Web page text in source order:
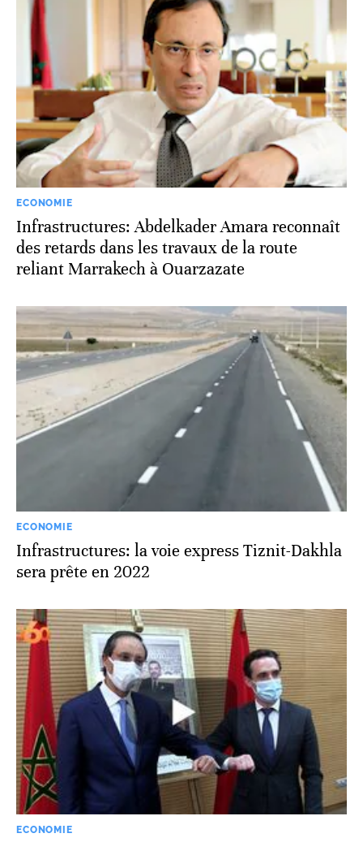
ECONOMIE
Infrastructures: Abdelkader Amara reconnaît
des retards dans les travaux de la route
reliant Marrakech à Ouarzazate
ECONOMIE
Infrastructures: la voie express Tiznit-Dakhla
sera prête en 2022
ECONOMIE